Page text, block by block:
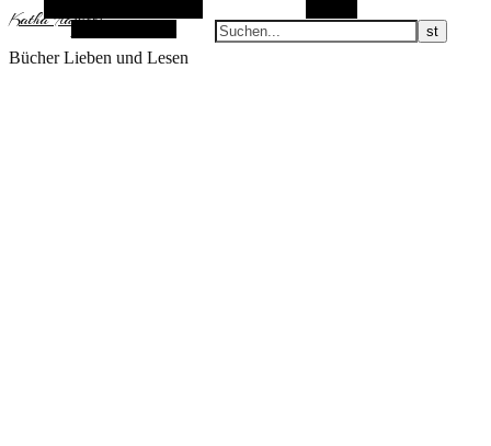
KathaFlauschi
Bücher Lieben und Lesen
Zufallsauswahl